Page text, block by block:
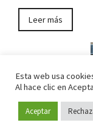
Leer más
Hornillos de
Esta web usa
Al hace clic en
Aceptar